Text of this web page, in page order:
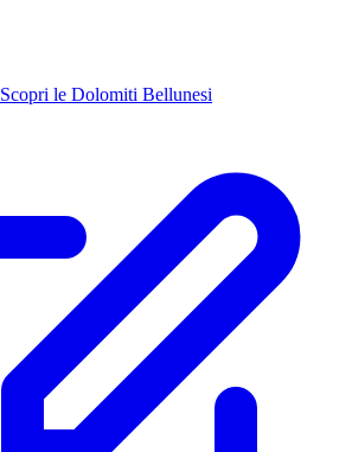
Scopri le Dolomiti Bellunesi